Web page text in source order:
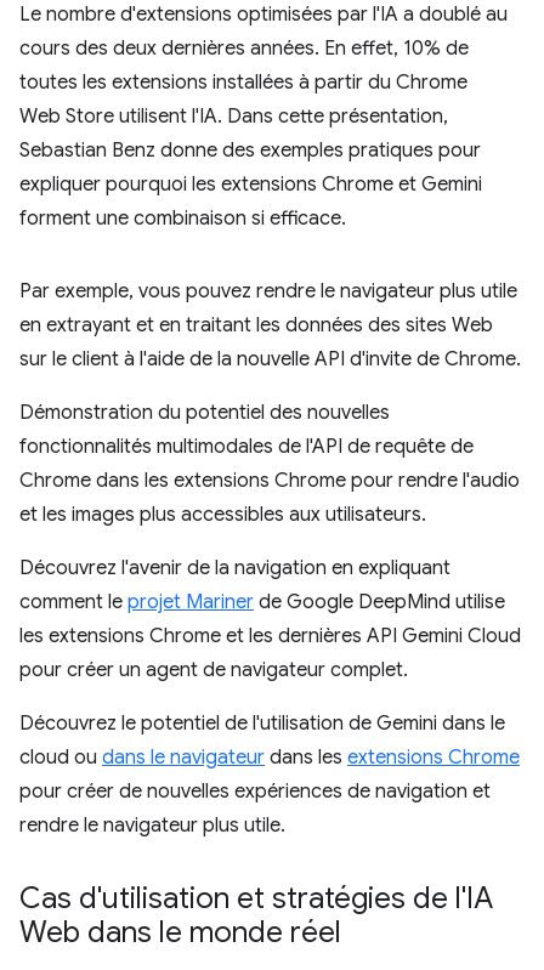
Le nombre d'extensions optimisées par l'IA a doublé au
cours des deux dernières années. En effet, 10% de
toutes les extensions installées à partir du Chrome
Web Store utilisent l'IA. Dans cette présentation,
Sebastian Benz donne des exemples pratiques pour
expliquer pourquoi les extensions Chrome et Gemini
forment une combinaison si efficace.
Par exemple, vous pouvez rendre le navigateur plus utile
en extrayant et en traitant les données des sites Web
sur le client à l'aide de la nouvelle API d'invite de Chrome.
Démonstration du potentiel des nouvelles
fonctionnalités multimodales de l'API de requête de
Chrome dans les extensions Chrome pour rendre l'audio
et les images plus accessibles aux utilisateurs.
Découvrez l'avenir de la navigation en expliquant
comment le projet Mariner de Google DeepMind utilise
les extensions Chrome et les dernières API Gemini Cloud
pour créer un agent de navigateur complet.
Découvrez le potentiel de l'utilisation de Gemini dans le
cloud ou dans le navigateur dans les extensions Chrome
pour créer de nouvelles expériences de navigation et
rendre le navigateur plus utile.
Cas d'utilisation et stratégies de l'IA
Web dans le monde réel